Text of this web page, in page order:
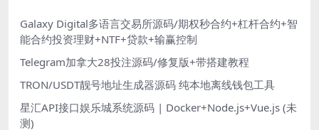
Galaxy Digital多语言交易所源码/期权秒合约+杠杆合约+智
能合约投资理财+NTF+贷款+输赢控制
Telegram加拿大28投注源码/修复版+带搭建教程
TRON/USDT靓号地址生成器源码 纯本地离线钱包工具
星汇API接口娱乐城系统源码 | Docker+Node.js+Vue.js (未
测)